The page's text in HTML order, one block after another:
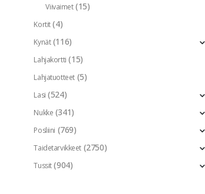
Viivaimet (15)
Kortit (4)
Kynät (116)
Lahjakortti (15)
Lahjatuotteet (5)
Lasi (524)
Nukke (341)
Posliini (769)
Taidetarvikkeet (2750)
Tussit (904)